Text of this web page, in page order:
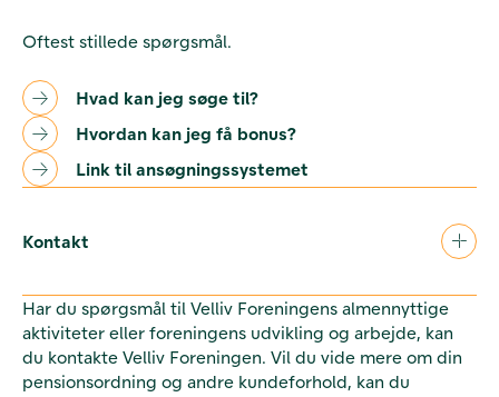
Oftest stillede spørgsmål.
Hvad kan jeg søge til?
Hvordan kan jeg få bonus?
Link til ansøgningssystemet
Kontakt
Har du spørgsmål til Velliv Foreningens almennyttige
aktiviteter eller foreningens udvikling og arbejde, kan
du kontakte Velliv Foreningen. Vil du vide mere om din
pensionsordning og andre kundeforhold, kan du